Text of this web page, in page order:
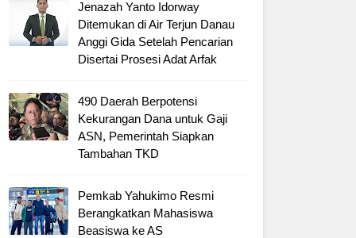
Jenazah Yanto Idorway
Ditemukan di Air Terjun Danau
Anggi Gida Setelah Pencarian
Disertai Prosesi Adat Arfak
490 Daerah Berpotensi
Kekurangan Dana untuk Gaji
ASN, Pemerintah Siapkan
Tambahan TKD
Pemkab Yahukimo Resmi
Berangkatkan Mahasiswa
Beasiswa ke AS